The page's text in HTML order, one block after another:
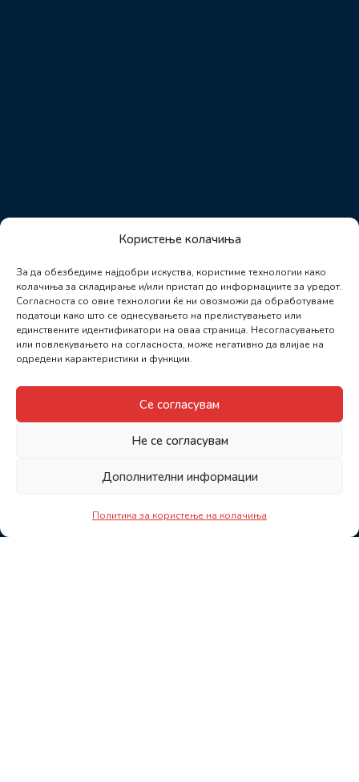
Користење колачиња
За да обезбедиме најдобри искуства, користиме технологии како
колачиња за складирање и/или пристап до информациите за уредот.
Согласноста со овие технологии ќе ни овозможи да обработуваме
податоци како што се однесувањето на прелистувањето или
единствените идентификатори на оваа страница. Несогласувањето
или повлекувањето на согласноста, може негативно да влијае на
одредени карактеристики и функции.
Се согласувам
Не се согласувам
Дополнителни информации
Политика за користење на колачиња